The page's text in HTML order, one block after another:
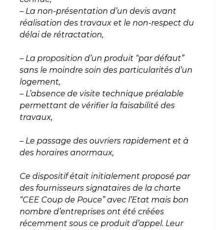
– La non-présentation d’un devis avant
réalisation des travaux et le non-respect du
délai de rétractation,
– La proposition d’un produit “par défaut”
sans le moindre soin des particularités d’un
logement,
– L’absence de visite technique préalable
permettant de vérifier la faisabilité des
travaux,
– Le passage des ouvriers rapidement et à
des horaires anormaux,
Ce dispositif était initialement proposé par
des fournisseurs signataires de la charte
“CEE Coup de Pouce” avec l’Etat mais bon
nombre d’entreprises ont été créées
récemment sous ce produit d’appel. Leur